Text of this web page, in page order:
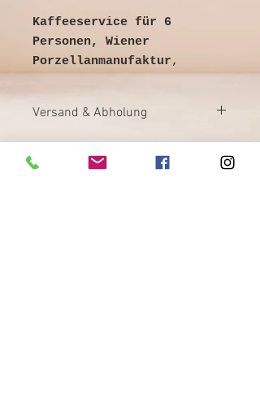
Kaffeeservice für 6
Personen, Wiener
Porzellanmanufaktur,
Zustand, sehr dekorativ
Versand & Abholung
Versand nach Zahlungseingang,
Paket DHL,